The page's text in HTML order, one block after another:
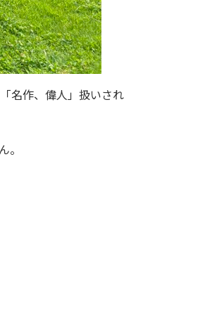
名作、偉人」扱いされ
。